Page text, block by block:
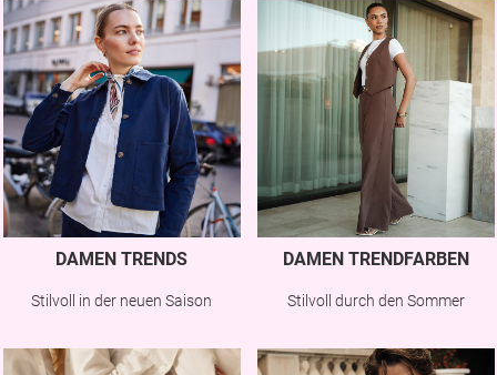
DAMEN TRENDS
Stilvoll in der neuen Saison
DAMEN TRENDFARBEN
Stilvoll durch den Sommer